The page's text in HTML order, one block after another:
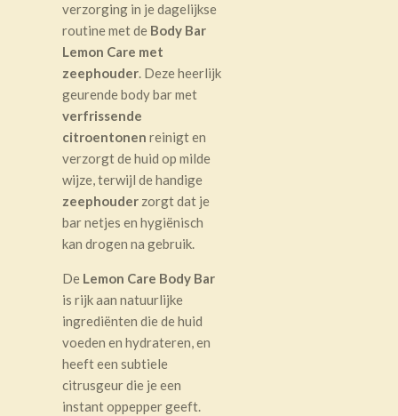
verzorging in je dagelijkse
routine met de Body Bar
Lemon Care met
zeephouder. Deze heerlijk
geurende body bar met
verfrissende
citroentonen reinigt en
verzorgt de huid op milde
wijze, terwijl de handige
zeephouder zorgt dat je
bar netjes en hygiënisch
kan drogen na gebruik.
De Lemon Care Body Bar
is rijk aan natuurlijke
ingrediënten die de huid
voeden en hydrateren, en
heeft een subtiele
citrusgeur die je een
instant oppepper geeft.